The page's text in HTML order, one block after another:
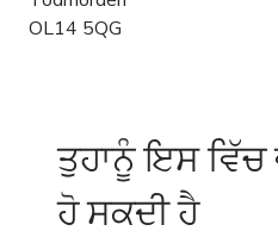
OL14 5QG
ਤੁਹਾਨੂੰ ਇਸ ਵਿੱਚ
ਹੋ ਸਕਦੀ ਹੈ